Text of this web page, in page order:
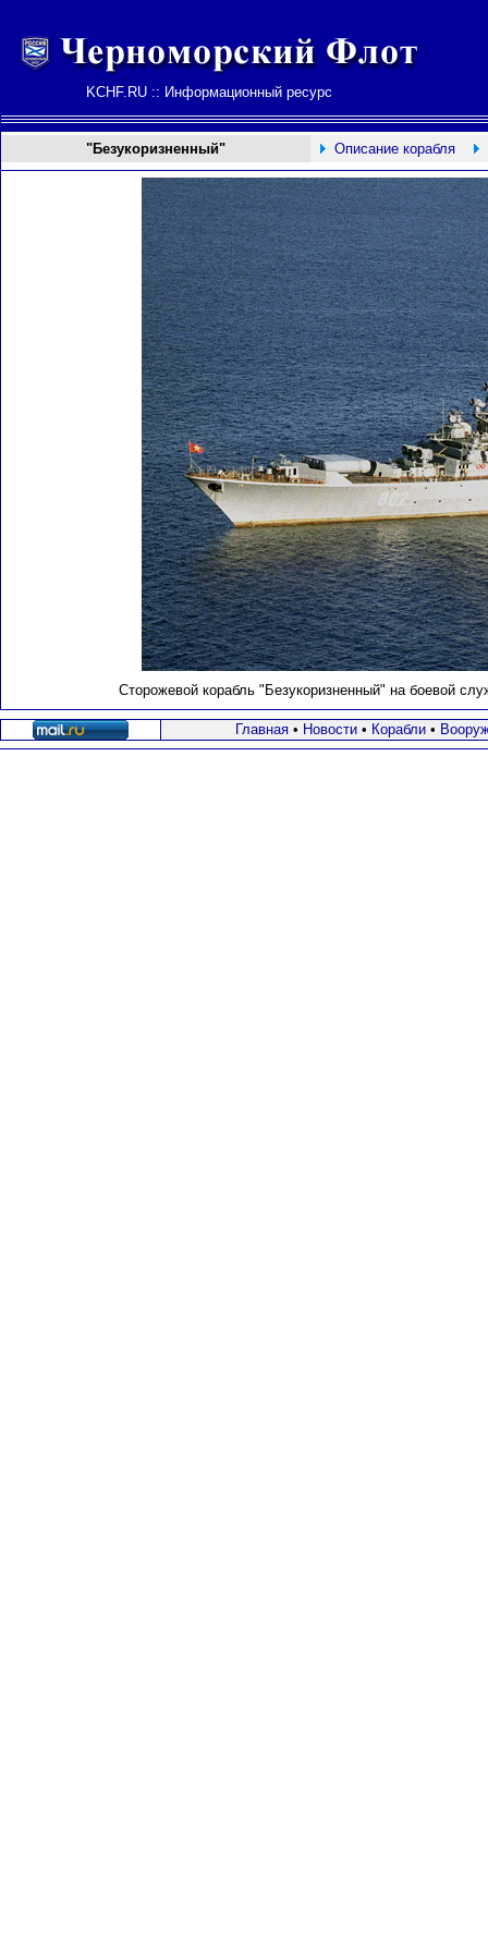
KCHF.RU :: Информационный ресурс
"Безукоризненный" Описание корабля
Сторожевой корабль "Безукоризненный" на боевой
Главная• Новости• Корабли•